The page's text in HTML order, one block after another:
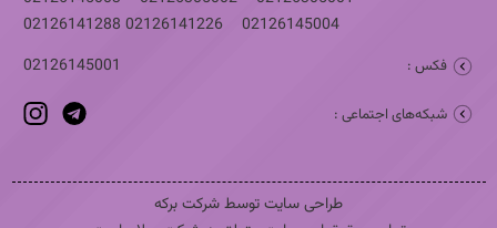
02126145004
02126141226
02126141288
فکس : 02126145001
شبکه‌های اجتماعی :
طراحی سایت توسط شرکت برکه